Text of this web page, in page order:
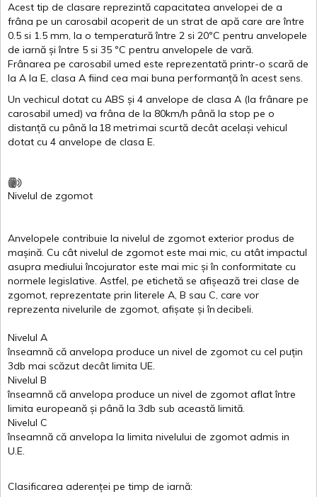
Acest tip de clasare reprezintă capacitatea anvelopei de a
frâna pe un carosabil acoperit de un strat de apă care areîntre
0.5 si 1.5 mm, la o temperatură între 2 si 20ºC pentru anvelopele
de iarnă și între 5 si 35 ºC pentru anvelopele de vară.
Frânarea pe carosabil umed este reprezentată printr-o scară de
la A la E, clasa A fiind cea mai buna performanță în acest sens.
Un vechicul dotat cu ABS și 4 anvelope de clasa A (la frânare pe
carosabil umed) va frâna de la 80km/h până la stop pe o
distanță cu până la 18 metrimai scurtă decât același vehicul
dotat cu 4 anvelope de clasa E.
Nivelul de zgomot
Anvelopele contribuie la nivelul de zgomot exterior produs de
mașină. Cu cât nivelul de zgomot este mai mic, cu atât impactul
asupra mediului încojurator este mai mic și în conformitate cu
normele legislative. Astfel, pe etichetă se afișează trei clase de
zgomot, reprezentate prin literele A, B sau C, care vor
reprezenta nivelurile de zgomot, afișate și îndecibeli.
Nivelul A
înseamnă că anvelopa produce un nivel de zgomot cu cel puțin
3db mai scăzut decât limita UE.
Nivelul B
înseamnă că anvelopa produce un nivel de zgomot aflat între
limita europeană și până la 3db sub această limită.
Nivelul C
înseamnă că anvelopa la limita nivelului de zgomot admis in
U.E.
Clasificarea aderenței pe timp de iarnă: